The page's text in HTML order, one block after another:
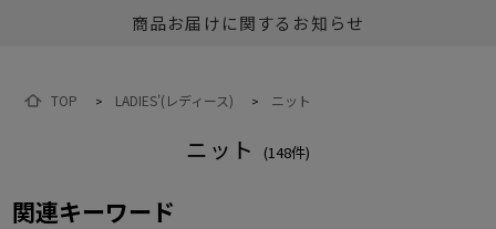
商品お届けに関するお知らせ
TOP > LADIES'(レディース) > ニット
ニット (148件)
関連キーワード